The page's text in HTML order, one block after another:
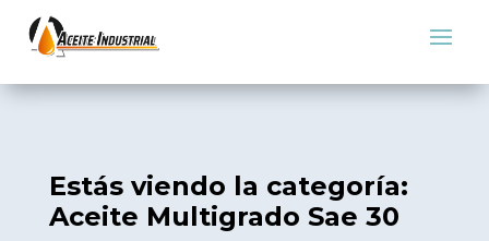
Estás viendo la categoría:
Aceite Multigrado Sae 30